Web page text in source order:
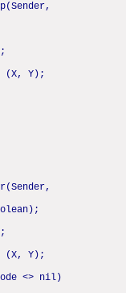
(X, Y);
(X, Y);
<> nil)